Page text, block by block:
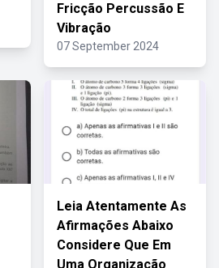
Fricção Percussão E
Vibração
07 September 2024
Leia Atentamente As
Afirmações Abaixo
Considere Que Em
Uma Organização